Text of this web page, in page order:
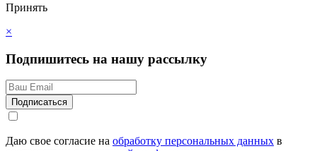
Принять
×
Подпишитесь на нашу рассылку
Даю свое согласие на обработку персональных данных в